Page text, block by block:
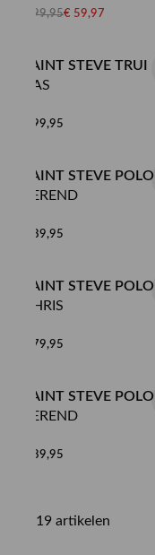
€ 99,95€ 59,97
SAINT STEVE TRUI
CAS
€ 99,95
SAINT STEVE POLO
BEREND
€ 89,95
SAINT STEVE POLO
CHRIS
€ 79,95
SAINT STEVE POLO
BEREND
€ 89,95
19 artikelen